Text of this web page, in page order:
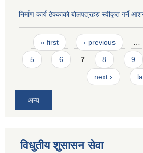
निर्माण कार्य ठेक्काको बोलपत्रहरु स्वीकृत गर्ने
Pages
« first ‹ previous
5 6 7 8 9
next ›
अन्य
विधुतीय शुसासन सेवा